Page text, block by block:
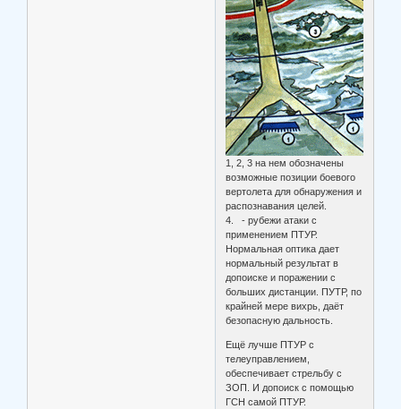
1, 2, 3 на нем обозначены
возможные позиции боевого
вертолета для обнаружения и
распознавания целей.
4. - рубежи атаки с
применением ПТУР.
Нормальная оптика дает
нормальный результат в
допоиске и поражении с
больших дистанции. ПУТР, по
крайней мере вихрь, даёт
безопасную дальность.
Ещё лучше ПТУР с
телеуправлением,
обеспечивает стрельбу с
ЗОП. И допоиск с помощью
ГСН самой ПТУР.